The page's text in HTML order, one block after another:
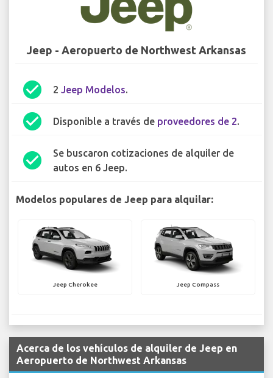
Jeep - Aeropuerto de Northwest Arkansas
check_circle 2 Jeep Modelos.
check_circle Disponible a través de proveedores de 2.
check_circle
Se buscaron cotizaciones de alquiler de
autos en 6 Jeep.
Modelos populares de Jeep para alquilar:
Jeep Cherokee Jeep Compass
Acerca de los vehículos de alquiler de Jeep en
Aeropuerto de Northwest Arkansas